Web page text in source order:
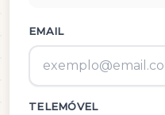
Inglês
M.A.C.S.
Matemática 3º Ciclo
EMAIL
TELEMÓVEL